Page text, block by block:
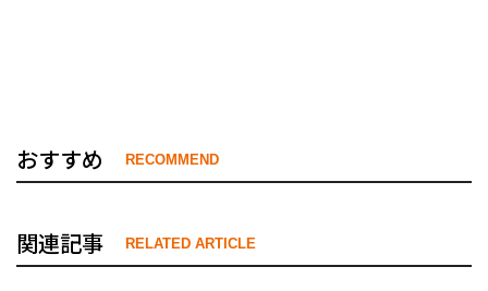
おすすめ RECOMMEND
関連記事 RELATED ARTICLE